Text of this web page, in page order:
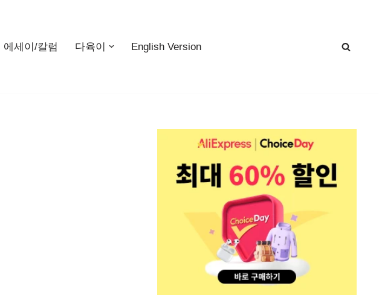
에세이/칼럼 다육이 English Version